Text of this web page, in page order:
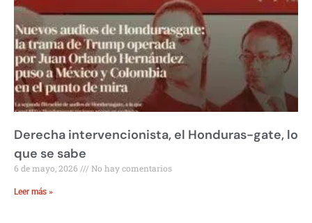
Derecha intervencionista, el Honduras-gate, lo
que se sabe
6 de mayo, 2026 No hay comentarios
Leer más »